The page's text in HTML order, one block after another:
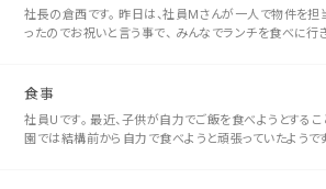
社長の倉西です。 昨日は、社員Mさんが一人で物件を担
ったのでお祝いと言う事で、 みんなでランチを食べに行
食事
社員Uです。 最近、子供が自力でご飯を食べようとする
園では結構前から自力で食べようと頑張っていたようで